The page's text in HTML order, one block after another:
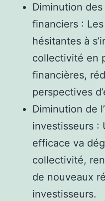
Diminution
financiers :
hésitantes à
collectivité en
financières,
perspectives
Diminution de
investisseurs :
efficace va
collectivité,
de nouveaux
investisseurs.